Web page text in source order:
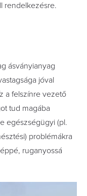
rendelkezésre.
ásványianyag
jóval
a felszínre vezető
tud magába
egészségügyi (pl.
problémákra
ruganyossá